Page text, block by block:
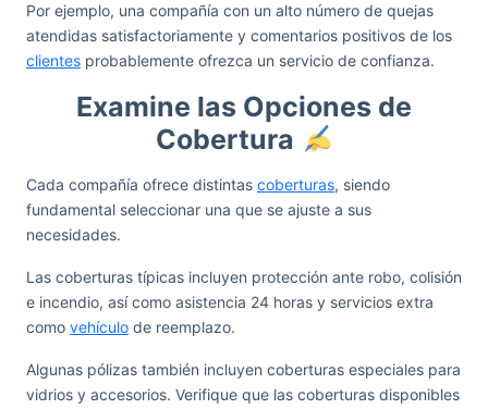
Por ejemplo, una compañía con un alto número de quejas
atendidas satisfactoriamente y comentarios positivos de los
clientes probablemente ofrezca un servicio de confianza.
Examine las Opciones de
Cobertura
Cada compañía ofrece distintas coberturas, siendo
fundamental seleccionar una que se ajuste a sus
necesidades.
Las coberturas típicas incluyen protección ante robo, colisión
e incendio, así como asistencia 24 horas y servicios extra
como vehículo de reemplazo.
Algunas pólizas también incluyen coberturas especiales para
vidrios y accesorios. Verifique que las coberturas disponibles